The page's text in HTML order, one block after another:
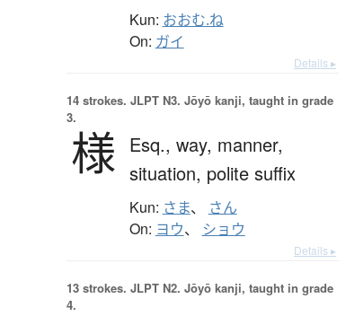
Kun: おおむ.ね
On: ガイ
Details ▸
14 strokes. JLPT N3. Jōyō kanji, taught in grade
3.
様 Esq., way, manner,
situation, polite suffix
Kun: さま、 さん
On: ヨウ、 ショウ
Details ▸
13 strokes. JLPT N2. Jōyō kanji, taught in grade
4.